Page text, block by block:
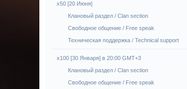
x50 [20 Июня]
Клановый раздел / Сlan section
Свободное общение / Free speak
Техническая поддержка / Technical support
х100 [30 Января] в 20:00 GMT+3
Клановый раздел / Сlan section
Свободное общение / Free speak